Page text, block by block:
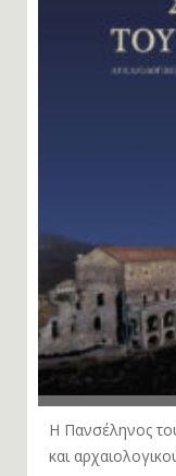
Η Πανσέληνος
και